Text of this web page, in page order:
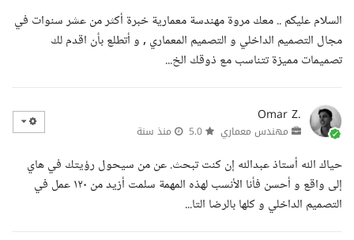
السلام عليكم .. معك مروة مهندسة معمارية خبرة أكثر من عشر سنوات في
مجال التصميم الداخلي و التصميم المعماري , و أتطلع بأن اقدم لك
تصميمات مميزة تتناسب مع ذوقك الخ...
Omar Z.
مهندس معماري منذ سنة
حياك الله أستاذ عبدالله إن كنت تبحث. عن من سيحول رؤيتك في هاي
إلى واقع و أحسن فأنا الأنسب لهذه المهمة سلمت أزيد من ١٢٠ عمل في
التصميم الداخلي و كلها بالرضا التا...